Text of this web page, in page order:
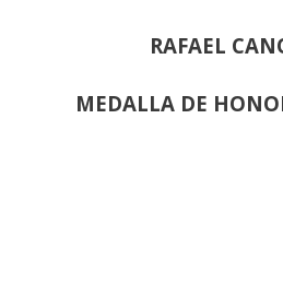
RAFAEL
MEDALLA DE